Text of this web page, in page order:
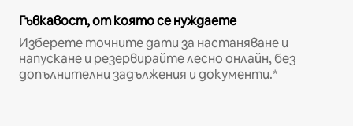
Гъвкавост, от която се нуждаете
Изберете точните дати за настаняване и
напускане и резервирайте лесно онлайн, без
допълнителни задължения и документи.*